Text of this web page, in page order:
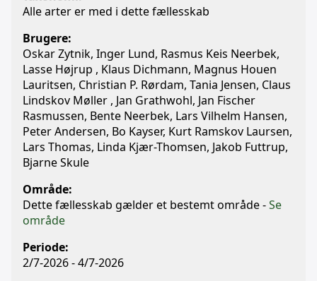
Alle arter er med i dette fællesskab
Brugere:
Oskar Zytnik, Inger Lund, Rasmus Keis Neerbek,
Lasse Højrup , Klaus Dichmann, Magnus Houen
Lauritsen, Christian P. Rørdam, Tania Jensen, Claus
Lindskov Møller , Jan Grathwohl, Jan Fischer
Rasmussen, Bente Neerbek, Lars Vilhelm Hansen,
Peter Andersen, Bo Kayser, Kurt Ramskov Laursen,
Lars Thomas, Linda Kjær-Thomsen, Jakob Futtrup,
Bjarne Skule
Område:
Dette fællesskab gælder et bestemt område -Se
område
Periode:
2/7-2026 - 4/7-2026